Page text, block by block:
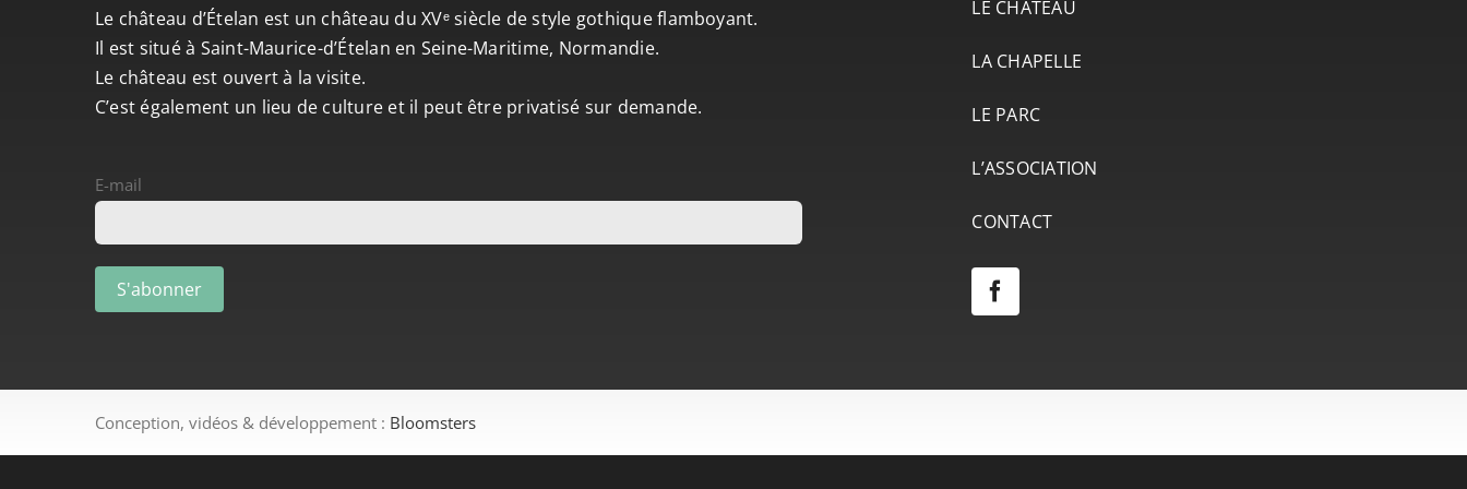
Le château d’Ételan est un château du XVᵉ siècle de style gothique flamboyant.
Il est situé à Saint-Maurice-d’Ételan en Seine-Maritime, Normandie.
Le château est ouvert à la visite.
C’est également un lieu de culture et il peut être privatisé sur demande.
E-mail
LE CHÂTEAU
LA CHAPELLE
LE PARC
L’ASSOCIATION
CONTACT
Conception, vidéos & développement : Bloomsters